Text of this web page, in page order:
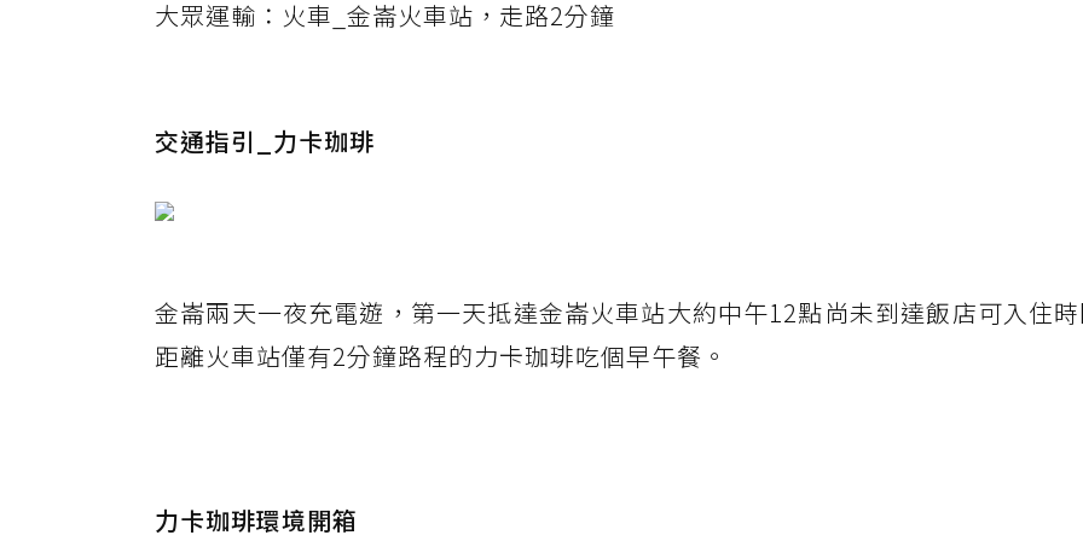
大眾運輸：火車_金崙火車站，走路2分鐘
交通指引_力卡珈琲
金崙兩天一夜充電遊，第一天抵達金崙火車站大約中午12點尚未到達飯店可入住
距離火車站僅有2分鐘路程的力卡珈琲吃個早午餐。
力卡珈琲環境開箱